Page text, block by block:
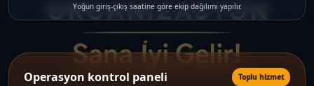
Yoğun giriş-çıkış saatine göre ekip dağılımı yapılır.
Operasyon kontrol paneli Toplu hizmet